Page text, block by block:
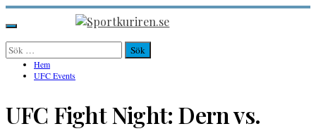
Hoppa
till
innehåll
Sportkuriren.se
Primär
meny
Sök
efter: Hem
UFC Events
UFC Fight Night: Dern vs.